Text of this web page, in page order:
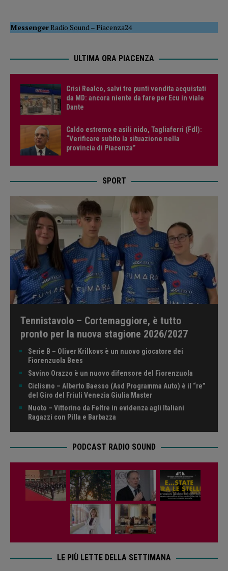
MessengerRadio Sound –Piacenza24
ULTIMA ORA PIACENZA
Crisi Realco, salvi tre punti vendita acquistati
da MD: ancora niente da fare per Ecu in viale
Dante
Caldo estremo e asili nido, Tagliaferri (FdI):
“Verificare subito la situazione nella
provincia di Piacenza”
SPORT
Tennistavolo – Cortemaggiore, è tutto
pronto per la nuova stagione 2026/2027
Serie B – Oliver Krilkovs è un nuovo giocatore dei
Fiorenzuola Bees
Savino Orazzo è un nuovo difensore del Fiorenzuola
Ciclismo – Alberto Baesso (Asd Programma Auto) è il “re”
del Giro del Friuli Venezia Giulia Master
Nuoto – Vittorino da Feltre in evidenza agli Italiani
Ragazzi con Pilla e Barbazza
PODCAST RADIO SOUND
LE PIÙ LETTE DELLA SETTIMANA